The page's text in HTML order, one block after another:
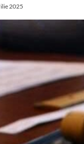
2025